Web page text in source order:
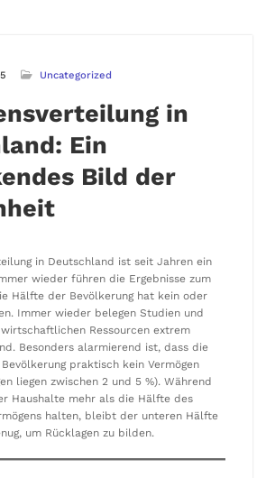
Uncategorized
in
Ein
Bild der
in Deutschland ist seit Jahren ein
wieder führen die Ergebnisse zum
Hälfte der Bevölkerung hat kein oder
Immer wieder belegen Studien und
Ressourcen extrem
Besonders alarmierend ist, dass die
praktisch kein Vermögen
liegen zwischen 2 und 5 %). Während
Haushalte mehr als die Hälfte des
halten, bleibt der unteren Hälfte
um Rücklagen zu bilden.